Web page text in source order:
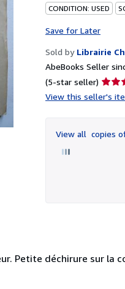
CONDITION: USED
Save for Later
Sold by Librairie
AbeBooks Seller
(5-star seller) Seller
rating
of
5
View this seller's
View all copies
Petite déchirure sur la